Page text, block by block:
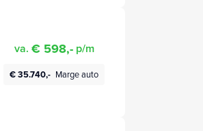
va. € 598,- p/m
€ 35.740,- Marge auto